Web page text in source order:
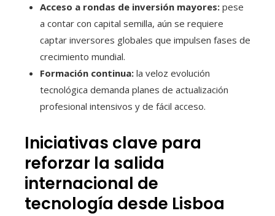
Acceso a rondas de inversión mayores: pese
a contar con capital semilla, aún se requiere
captar inversores globales que impulsen fases de
crecimiento mundial.
Formación continua: la veloz evolución
tecnológica demanda planes de actualización
profesional intensivos y de fácil acceso.
Iniciativas clave para
reforzar la salida
internacional de
tecnología desde Lisboa